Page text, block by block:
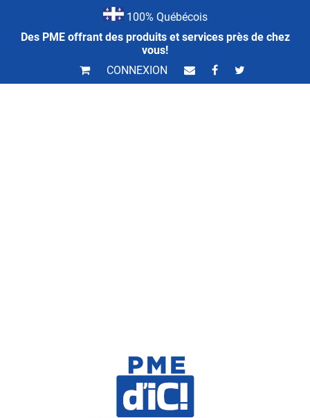
100% Québécois
Des PME offrant des produits et services près de chez
vous!
CONNEXION